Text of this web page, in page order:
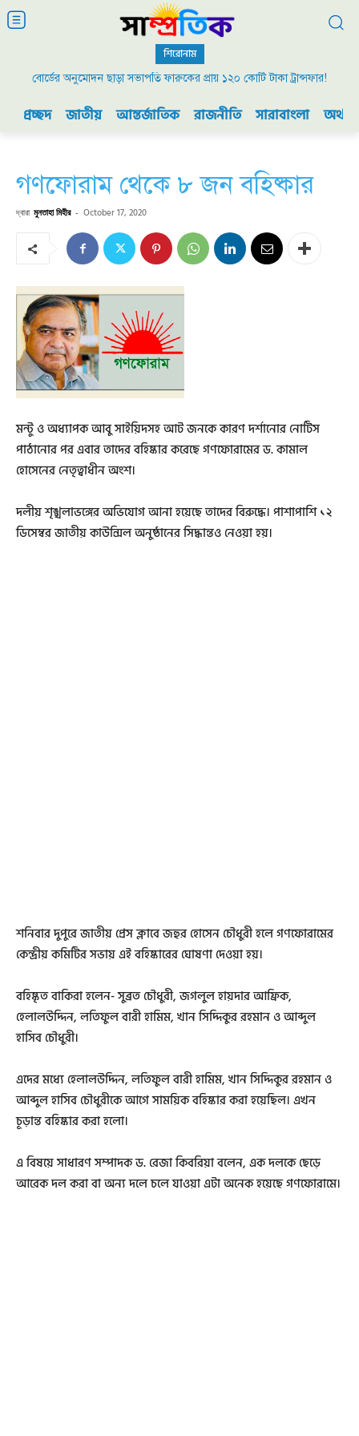
শিরোনাম
বোর্ডের অনুমোদন ছাড়া সভাপতি ফারুকের প্রায় ১২০ কোটি টাকা ট্রান্সফার!
প্রচ্ছদ জাতীয় আন্তর্জাতিক রাজনীতি সারাবাংলা
গণফোরাম থেকে ৮ জন বহিষ্কার
দ্বারা মুনতাহা মিহীর - October 17, 2020
মন্টু ও অধ্যাপক আবু সাইয়িদসহ আট জনকে কারণ দর্শানোর নোটিস
পাঠানোর পর এবার তাদের বহিষ্কার করেছে গণফোরামের ড. কামাল
হোসেনের নেতৃত্বাধীন অংশ।
দলীয় শৃঙ্খলাভঙ্গের অভিযোগ আনা হয়েছে তাদের বিরুদ্ধে। পাশাপাশি ১২
ডিসেম্বর জাতীয় কাউন্সিল অনুষ্ঠানের সিদ্ধান্তও নেওয়া হয়।
শনিবার দুপুরে জাতীয় প্রেস ক্লাবে জহুর হোসেন চৌধুরী হলে গণফোরামের
কেন্দ্রীয় কমিটির সভায় এই বহিষ্কারের ঘোষণা দেওয়া হয়।
বহিষ্কৃত বাকিরা হলেন- সুব্রত চৌধুরী, জগলুল হায়দার আফ্রিক,
হেলালউদ্দিন, লতিফুল বারী হামিম, খান সিদ্দিকুর রহমান ও আব্দুল
হাসিব চৌধুরী।
এদের মধ্যে হেলালউদ্দিন, লতিফুল বারী হামিম, খান সিদ্দিকুর রহমান ও
আব্দুল হাসিব চৌধুরীকে আগে সাময়িক বহিষ্কার করা হয়েছিল। এখন
চূড়ান্ত বহিষ্কার করা হলো।
এ বিষয়ে সাধারণ সম্পাদক ড. রেজা কিবরিয়া বলেন, এক দলকে ছেড়ে
আরেক দল করা বা অন্য দলে চলে যাওয়া এটা অনেক হয়েছে গণফোরামে।